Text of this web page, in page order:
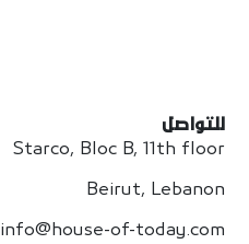
للتواصل
Starco, Bloc B, 11th floor
Beirut, Lebanon
info@house-of-today.com